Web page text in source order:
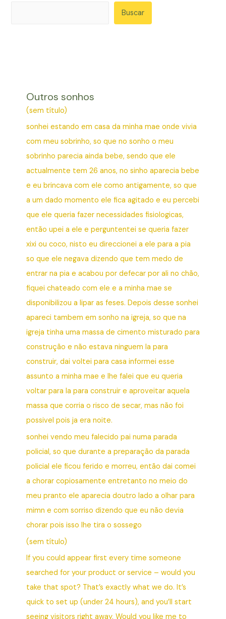
Buscar
Outros sonhos
(sem título)
sonhei estando em casa da minha mae onde vivia
com meu sobrinho, so que no sonho o meu
sobrinho parecia ainda bebe, sendo que ele
actualmente tem 26 anos, no sinho aparecia bebe
e eu brincava com ele como antigamente, so que
a um dado momento ele fica agitado e eu percebi
que ele queria fazer necessidades fisiologicas,
então upei a ele e perguntentei se queria fazer
xixi ou coco, nisto eu direccionei a ele para a pia
so que ele negava dizendo que tem medo de
entrar na pia e acabou por defecar por ali no chão,
fiquei chateado com ele e a minha mae se
disponibilizou a lipar as feses. Depois desse sonhei
apareci tambem em sonho na igreja, so que na
igreja tinha uma massa de cimento misturado para
construção e não estava ninguem la para
construir, dai voltei para casa informei esse
assunto a minha mae e lhe falei que eu queria
voltar para la para construir e aproveitar aquela
massa que corria o risco de secar, mas não foi
possivel pois ja era noite.
sonhei vendo meu falecido pai numa parada
policial, so que durante a preparação da parada
policial ele ficou ferido e morreu, então dai comei
a chorar copiosamente entretanto no meio do
meu pranto ele aparecia doutro lado a olhar para
mimn e com sorriso dizendo que eu não devia
chorar pois isso lhe tira o sossego
(sem título)
If you could appear first every time someone
searched for your product or service – would you
take that spot? That’s exactly what we do. It’s
quick to set up (under 24 hours), and you’ll start
seeing visitors right away. Would you like me to